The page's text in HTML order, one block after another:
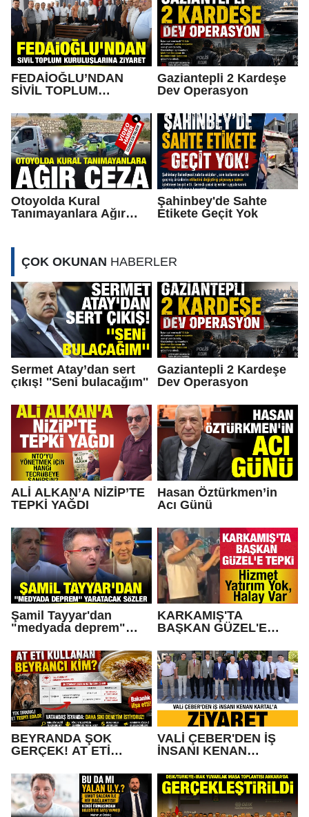
FEDAİOĞLU’NDAN
SİVİL TOPLUM
ZİYARET
Gaziantepli 2 Kardeşe
Dev Operasyon
Otoyolda Kural
Tanımayanlara Ağır
Şahinbey'de Sahte
Etikete Geçit Yok
ÇOK OKUNAN HABERLER
Sermet Atay’dan sert
çıkış! ''Seni bulacağım''
Gaziantepli 2 Kardeşe
Dev Operasyon
ALİ ALKAN’A NİZİP’TE
TEPKİ YAĞDI
Hasan Öztürkmen’in
Acı Günü
Şamil Tayyar'dan
"medyada deprem"
KARKAMIŞ'TA
BAŞKAN GÜZEL'E
Yok, Halay Var
BEYRANDA ŞOK
GERÇEK! AT ETİ
KİM?
VALİ ÇEBER'DEN İŞ
İNSANI KENAN